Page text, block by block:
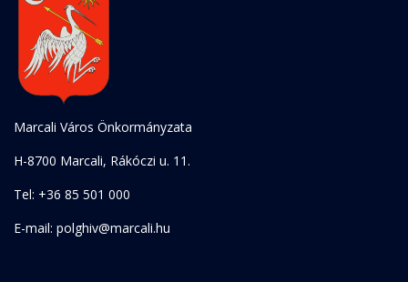
Marcali Város Önkormányzata
H-8700 Marcali, Rákóczi u. 11.
Tel: +36 85 501 000
E-mail: polghiv@marcali.hu